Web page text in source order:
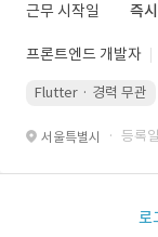
근무 시작일
즉
프론트엔드 개발자
Flutter · 경력 무관
서울특별시 · 등록
로